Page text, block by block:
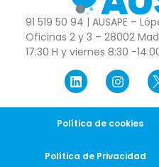
91 519 50 94 | AUSAPE –
Oficinas 2 y 3 – 28002
17:30 H y viernes 8:30 -
Política de cookies
Política de Privacidad